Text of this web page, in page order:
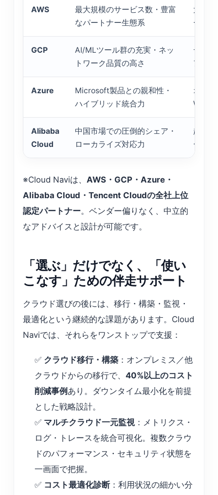
AWS
最大規模のサービス数・豊富
なパートナー生態系
大規
ーバ
GCP
AI/MLツール群の充実・ネッ
トワーク品質の高さ
デー
アプ
Azure
Microsoft製品との親和性・
ハイブリッド統合力
オン
Alibaba
Cloud
中国市場での圧倒的シェア・
ローカライズ対応力
越境
ービ
※Cloud Naviは、AWS・GCP・Azure・
Alibaba Cloud・Tencent Cloudの全社上位
認定パートナー。ベンダー偏りなく、中立的
なアドバイスと設計が可能です。
「選ぶ」だけでなく、「使い
こなす」ための伴走サポート
クラウド選びの後には、移行・構築・監視・
最適化という継続的な課題があります。Cloud
Naviでは、それらをワンストップで支援：
✅ クラウド移行・構築 ：オンプレミス／他
クラウドからの移行で、40%以上のコスト
削減事例 あり。ダウンタイム最小化を前提
とした戦略設計。
✅ マルチクラウド一元監視：メトリクス・
ログ・トレースを統合可視化。複数クラウ
ドのパフォーマンス・セキュリティ状態を
一画面で把握。
✅ コスト最適化診断：利用状況の細かい分